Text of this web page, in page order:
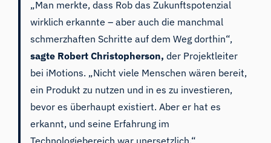
„Man merkte, dass Rob das Zukunftspotenzial
wirklich erkannte – aber auch die manchmal
schmerzhaften Schritte auf dem Weg dorthin“,
sagte Robert Christopherson, der Projektleiter
bei iMotions. „Nicht viele Menschen wären bereit,
ein Produkt zu nutzen und in es zu investieren,
bevor es überhaupt existiert. Aber er hat es
erkannt, und seine Erfahrung im
Technologiebereich war unersetzlich.“